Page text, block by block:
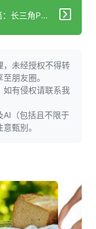
下一篇：长三角PM2.5降到31.7微克！孩子肺功能更好了呼吸也更轻松
，未经授权不得转
朋友圈。
如有侵权请联系我
AI（包括且不限于
甄别。